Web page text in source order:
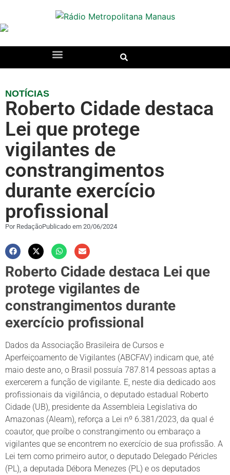
NOTÍCIAS
Roberto Cidade destaca
Lei que protege
vigilantes de
constrangimentos
durante exercício
profissional
PorRedaçãoPublicado em 20/06/2024
Roberto Cidade destaca Lei que
protege vigilantes de
constrangimentos durante
exercício profissional
Dados da Associação Brasileira de Cursos e
Aperfeiçoamento de Vigilantes (ABCFAV) indicam que, até
maio deste ano, o Brasil possuía 787.814 pessoas aptas a
exercerem a função de vigilante. E, neste dia dedicado aos
profissionais da vigilância, o deputado estadual Roberto
Cidade (UB), presidente da Assembleia Legislativa do
Amazonas (Aleam), reforça a Lei nº 6.381/2023, da qual é
coautor, que proíbe o constrangimento ou embaraço a
vigilantes que se encontrem no exercício de sua profissão. A
Lei tem como primeiro autor, o deputado Delegado Péricles
(PL), a deputada Débora Menezes (PL) e os deputados